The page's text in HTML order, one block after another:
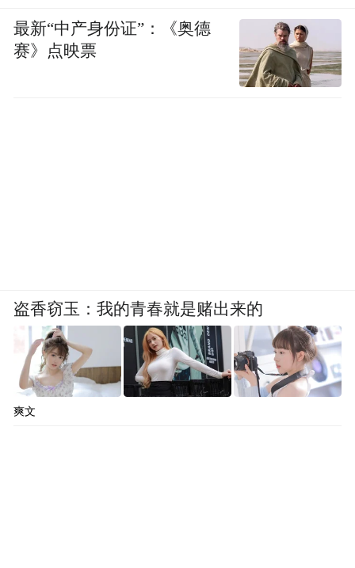
最新“中产身份证”：《奥德
赛》点映票
盗香窃玉：我的青春就是赌出来的
爽文